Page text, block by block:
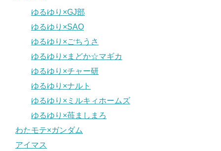
ゆるゆり×GJ部
ゆるゆり×SAO
ゆるゆり×ごちうさ
ゆるゆり×まどか☆マギカ
ゆるゆり×チャー研
ゆるゆり×ナルト
ゆるゆり×ミルキィホームズ
ゆるゆり×苺ましまろ
わたモテ×ガンダム
アイマス